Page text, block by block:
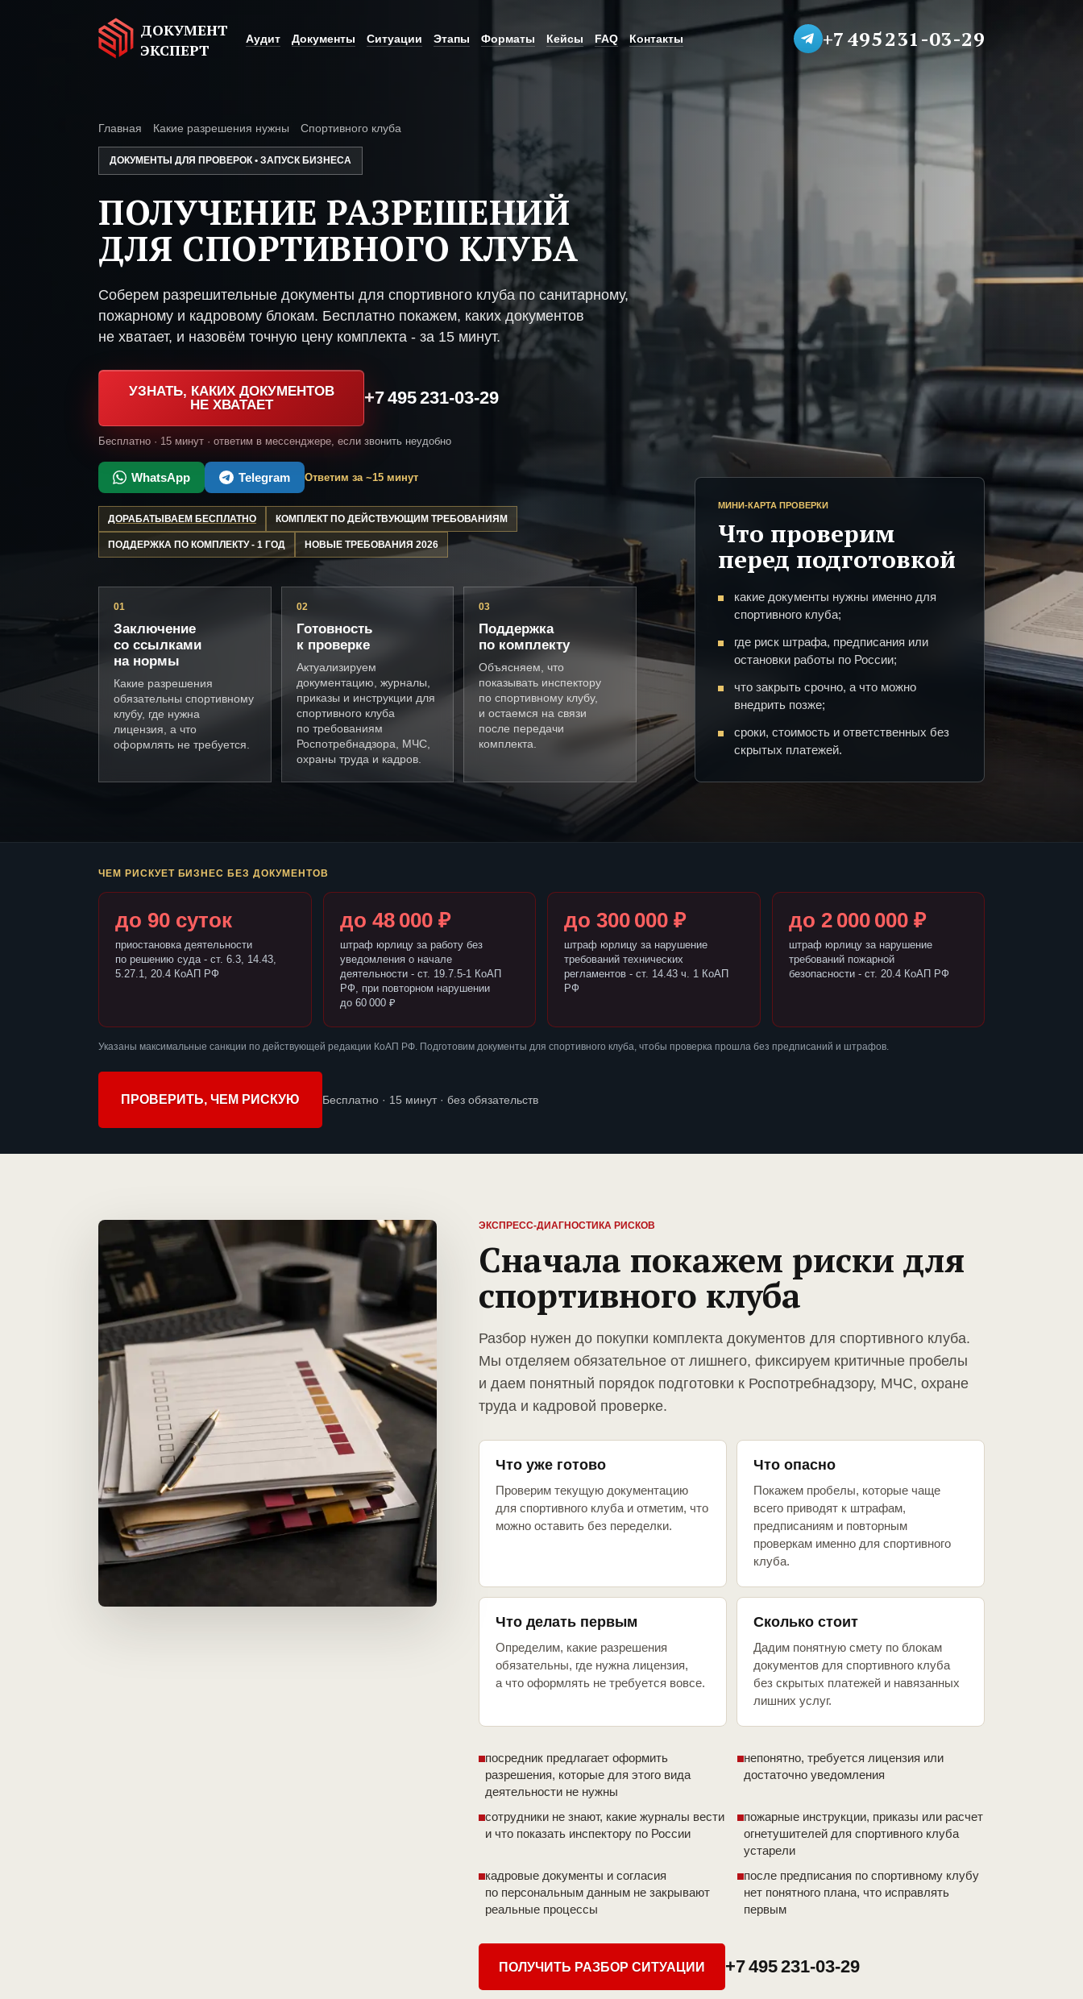
ДОКУМЕНТ
ЭКСПЕРТ
Аудит Документы Ситуации Этапы Форматы Кейсы FAQ Контакты +7 495 231-03-29
Главная Какие разрешения нужны Спортивного клуба
ДОКУМЕНТЫ ДЛЯ ПРОВЕРОК • ЗАПУСК БИЗНЕСА
ПОЛУЧЕНИЕ РАЗРЕШЕНИЙ
ДЛЯ СПОРТИВНОГО КЛУБА
Соберем разрешительные документы для спортивного клуба по санитарному,
пожарному и кадровому блокам. Бесплатно покажем, каких документов
не хватает, и назовём точную цену комплекта - за 15 минут.
УЗНАТЬ, КАКИХ ДОКУМЕНТОВ
НЕ ХВАТАЕТ
+7 495 231-03-29
Бесплатно · 15 минут · ответим в мессенджере, если звонить неудобно
WhatsApp Telegram Ответим за ~15 минут
ДОРАБАТЫВАЕМ БЕСПЛАТНО КОМПЛЕКТ ПО ДЕЙСТВУЮЩИМ ТРЕБОВАНИЯМ
ПОДДЕРЖКА ПО КОМПЛЕКТУ - 1 ГОД НОВЫЕ ТРЕБОВАНИЯ 2026
01
Заключение
со ссылками
на нормы
Какие разрешения
обязательны спортивному
клубу, где нужна
лицензия, а что
оформлять не требуется.
02
Готовность
к проверке
Актуализируем
документацию, журналы,
приказы и инструкции для
спортивного клуба
по требованиям
Роспотребнадзора, МЧС,
охраны труда и кадров.
03
Поддержка
по комплекту
Объясняем, что
показывать инспектору
по спортивному клубу,
и остаемся на связи
после передачи
комплекта.
МИНИ-КАРТА ПРОВЕРКИ
Что проверим
перед подготовкой
какие документы нужны именно для
спортивного клуба;
где риск штрафа, предписания или
остановки работы по России;
что закрыть срочно, а что можно
внедрить позже;
сроки, стоимость и ответственных без
скрытых платежей.
ЧЕМ РИСКУЕТ БИЗНЕС БЕЗ ДОКУМЕНТОВ
до 90 суток
приостановка деятельности
по решению суда - ст. 6.3, 14.43,
5.27.1, 20.4 КоАП РФ
до 48 000 ₽
штраф юрлицу за работу без
уведомления о начале
деятельности - ст. 19.7.5-1 КоАП
РФ, при повторном нарушении
до 60 000 ₽
до 300 000 ₽
штраф юрлицу за нарушение
требований технических
регламентов - ст. 14.43 ч. 1 КоАП
РФ
до 2 000 000 ₽
штраф юрлицу за нарушение
требований пожарной
безопасности - ст. 20.4 КоАП РФ
Указаны максимальные санкции по действующей редакции КоАП РФ. Подготовим документы для спортивного клуба, чтобы проверка прошла без предписаний и штрафов.
ПРОВЕРИТЬ, ЧЕМ РИСКУЮ Бесплатно · 15 минут · без обязательств
ЭКСПРЕСС-ДИАГНОСТИКА РИСКОВ
Сначала покажем риски для
спортивного клуба
Разбор нужен до покупки комплекта документов для спортивного клуба.
Мы отделяем обязательное от лишнего, фиксируем критичные пробелы
и даем понятный порядок подготовки к Роспотребнадзору, МЧС, охране
труда и кадровой проверке.
Что уже готово
Проверим текущую документацию
для спортивного клуба и отметим, что
можно оставить без переделки.
Что опасно
Покажем пробелы, которые чаще
всего приводят к штрафам,
предписаниям и повторным
проверкам именно для спортивного
клуба.
Что делать первым
Определим, какие разрешения
обязательны, где нужна лицензия,
а что оформлять не требуется вовсе.
Сколько стоит
Дадим понятную смету по блокам
документов для спортивного клуба
без скрытых платежей и навязанных
лишних услуг.
посредник предлагает оформить
разрешения, которые для этого вида
деятельности не нужны
непонятно, требуется лицензия или
достаточно уведомления
сотрудники не знают, какие журналы вести
и что показать инспектору по России
пожарные инструкции, приказы или расчет
огнетушителей для спортивного клуба
устарели
кадровые документы и согласия
по персональным данным не закрывают
реальные процессы
после предписания по спортивному клубу
нет понятного плана, что исправлять
первым
ПОЛУЧИТЬ РАЗБОР СИТУАЦИИ +7 495 231-03-29